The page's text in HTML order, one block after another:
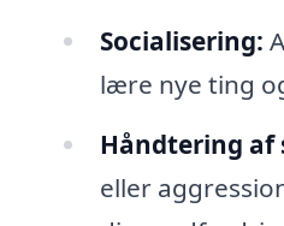
Socialisering:
lære nye ting
Håndtering af
eller